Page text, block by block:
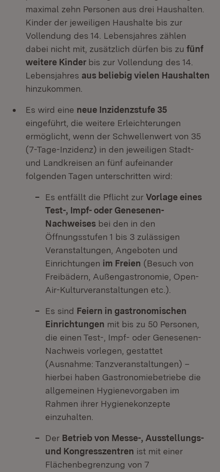
maximal zehn Personen aus drei Haushalten.
Kinder der jeweiligen Haushalte bis zur
Vollendung des 14. Lebensjahres zählen
dabei nicht mit, zusätzlich dürfen bis zu fünf
weitere Kinder bis zur Vollendung des 14.
Lebensjahres aus beliebig vielen Haushalten
hinzukommen.
Es wird eine neue Inzidenzstufe 35
eingeführt, die weitere Erleichterungen
ermöglicht, wenn der Schwellenwert von 35
(7-Tage-Inzidenz) in den jeweiligen Stadt-
und Landkreisen an fünf aufeinander
folgenden Tagen unterschritten wird:
Es entfällt die Pflicht zur Vorlage eines
Test-, Impf- oder Genesenen-
Nachweises bei den in den
Öffnungsstufen 1 bis 3 zulässigen
Veranstaltungen, Angeboten und
Einrichtungen im Freien (Besuch von
Freibädern, Außengastronomie, Open-
Air-Kulturveranstaltungen etc.).
Es sind Feiern in gastronomischen
Einrichtungen mit bis zu 50 Personen,
die einen Test-, Impf- oder Genesenen-
Nachweis vorlegen, gestattet
(Ausnahme: Tanzveranstaltungen) –
hierbei haben Gastronomiebetriebe die
allgemeinen Hygienevorgaben im
Rahmen ihrer Hygienekonzepte
einzuhalten.
Der Betrieb von Messe-, Ausstellungs-
und Kongresszentren ist mit einer
Flächenbegrenzung von 7